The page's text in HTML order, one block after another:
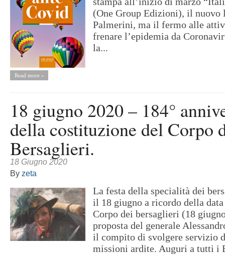
(One Group Edizioni), il
Palmerini, ma il fermo alle
frenare l’epidemia da
la...
Read more »
18 giugno 2020 – 184°
della costituzione del Corpo
Bersaglieri.
18 Giugno 2020
By zeta
La festa della specialità dei
il 18 giugno a ricordo della
Corpo dei bersaglieri (18
proposta del generale
il compito di svolgere servizio
missioni ardite. Auguri a tutti i